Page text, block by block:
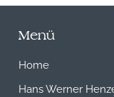
Menü
Home
Hans Werner